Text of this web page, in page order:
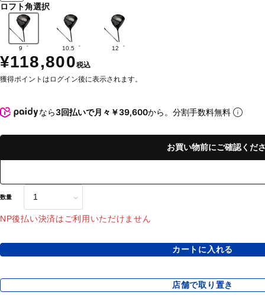
ロフト角選択
9゜ 10.5゜ 12゜
¥118,800税込
獲得ポイントはログイン後に表示されます。
なら3回払いで月々￥39,600から。分割手数料無料
お買い物前にご確認くだ
数量
NP後払い決済はご利用いただけません
カートに入れる
店舗で取り置き